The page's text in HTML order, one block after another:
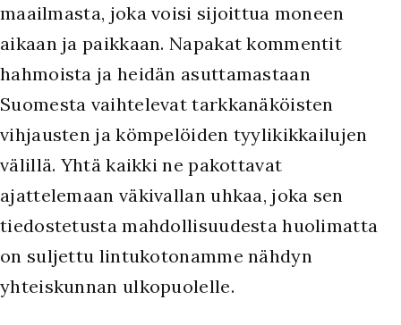
maailmasta, joka voisi sijoittua moneen
aikaan ja paikkaan. Napakat kommentit
hahmoista ja heidän asuttamastaan
Suomesta vaihtelevat tarkkanäköisten
vihjausten ja kömpelöiden tyylikikkailujen
välillä. Yhtä kaikki ne pakottavat
ajattelemaan väkivallan uhkaa, joka sen
tiedostetusta mahdollisuudesta huolimatta
on suljettu lintukotonamme nähdyn
yhteiskunnan ulkopuolelle.